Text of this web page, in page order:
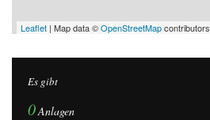
Leaflet | Map data ©OpenStreetMap
Es gibt
0Anlagen